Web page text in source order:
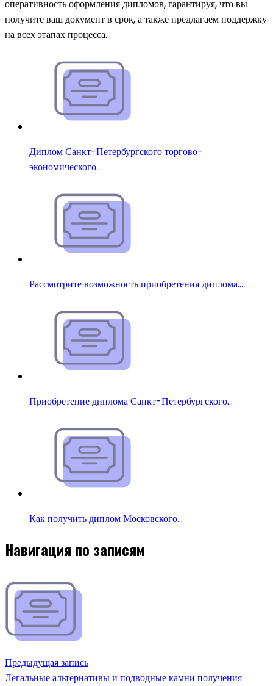
оперативность оформления дипломов, гарантируя, что вы
получите ваш документ в срок, а также предлагаем поддержку
на всех этапах процесса.
Диплом Санкт-Петербургского торгово-
экономического…
Рассмотрите возможность приобретения диплома…
Приобретение диплома Санкт-Петербургского…
Как получить диплом Московского…
Навигация по записям
Предыдущая запись
Легальные альтернативы и подводные камни получения